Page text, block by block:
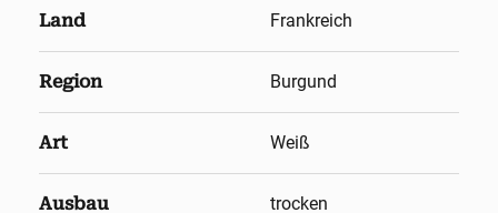
Land Frankreich
Region Burgund
Art Weiß
Ausbau trocken